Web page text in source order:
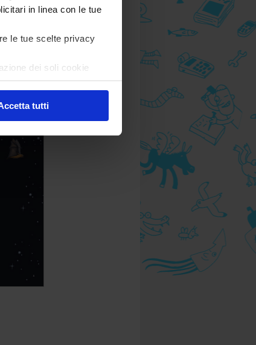
in linea con le tue
le tue scelte privacy
dei soli cookie
momentoRevoca
tutti